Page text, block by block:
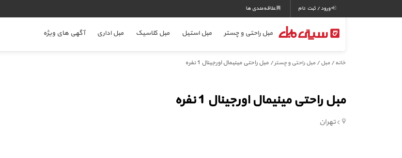
ورود / ثبت نام علاقه‌مندی ها
مبل راحتی و چستر مبل استیل مبل کلاسیک مبل اداری آگهی های ویژه
خانه / مبل/ مبل راحتی و چستر/ مبل راحتی مینیمال اورجینال 1 نفره
مبل راحتی مینیمال اورجینال 1 نفره
تهران